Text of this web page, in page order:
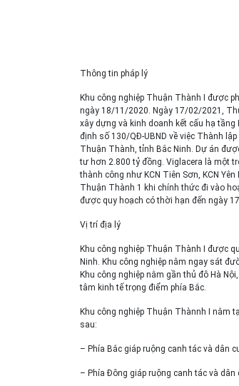
Thông tin pháp lý
Khu công nghiệp Thuận Thành I được
ngày 18/11/2020. Ngày 17/02/2021,
xây dựng và kinh doanh kết cấu hạ
định số 130/QĐ-UBND về việc Thành
Thuận Thành, tỉnh Bắc Ninh. Dự án
tư hơn 2.800 tỷ đồng. Viglacera là một
thành công như KCN Tiên Sơn, KCN Yên
Thuận Thành 1 khi chính thức đi vào
được quy hoạch có thời hạn đến ngày
Vị trí địa lý
Khu công nghiệp Thuận Thành I được
Ninh. Khu công nghiệp nằm ngay sát
Khu công nghiệp nằm gần thủ đô Hà
tâm kinh tế trọng điểm phía Bắc.
Khu công nghiệp Thuận Thànnh I nằm
sau:
– Phía Bắc giáp ruộng canh tác và dân
– Phía Đông giáp ruộng canh tác và dân